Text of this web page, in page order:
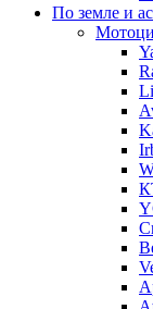
По земле и